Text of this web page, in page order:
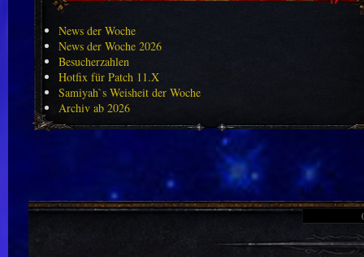
News der Woche
News der Woche 2026
Besucherzahlen
Hotfix für Patch 11.X
Samiyah`s Weisheit der Woche
Archiv ab 2026